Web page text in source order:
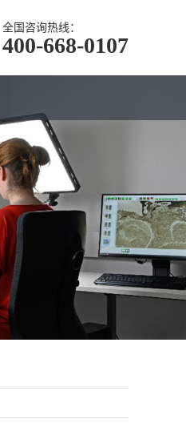
全国咨询热线：
400-668-0107